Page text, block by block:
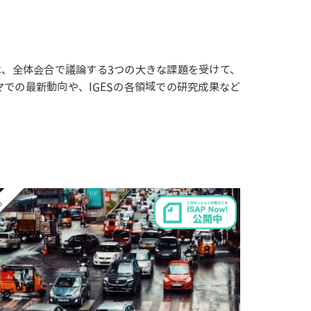
全体会合で議論する3つの大きな課題を受けて、
の最新動向や、IGESの各領域での研究成果など